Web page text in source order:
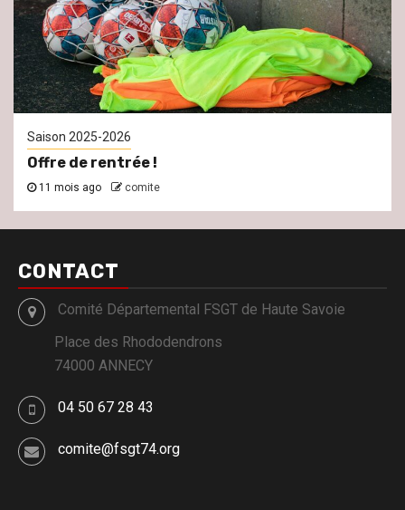
Saison 2025-2026
Offre de rentrée !
11 mois ago comite
CONTACT
Comité Départemental FSGT de Haute Savoie
Place des Rhododendrons
74000 ANNECY
04 50 67 28 43
comite@fsgt74.org